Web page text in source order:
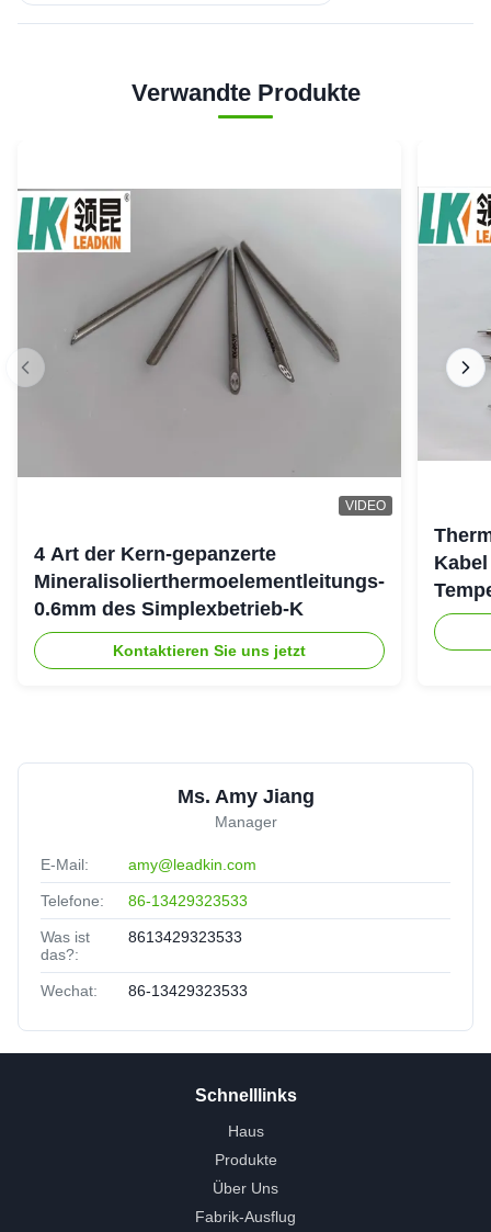
Verwandte Produkte
VIDEO
4 Art der Kern-gepanzerte
Mineralisolierthermoelementleitungs-
0.6mm des Simplexbetrieb-K
Kontaktieren Sie uns jetzt
Ms. Amy Jiang
Manager
E-Mail: amy@leadkin.com
Telefone: 86-13429323533
Was ist
das?:
8613429323533
Wechat: 86-13429323533
Schnelllinks
Haus
Produkte
Über Uns
Fabrik-Ausflug